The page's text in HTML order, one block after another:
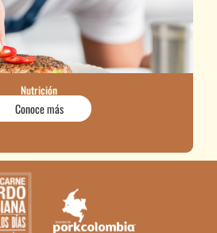
Nutrición
Conoce más